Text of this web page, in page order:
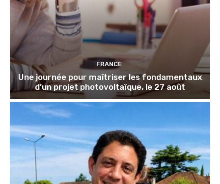
FRANCE
Une journée pour maîtriser les fondamentaux
d’un projet photovoltaïque, le 27 août